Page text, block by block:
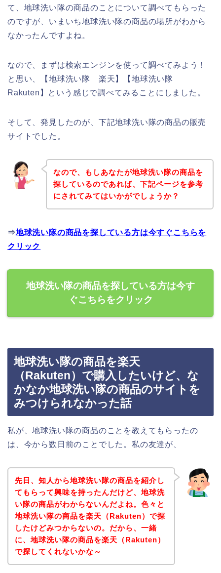
て、地球洗い隊の商品のことについて調べてもらった
のですが、いまいち地球洗い隊の商品の場所がわから
なかったんですよね。
なので、まずは検索エンジンを使って調べてみよう！
と思い、【地球洗い隊 楽天】【地球洗い隊
Rakuten】という感じで調べてみることにしました。
そして、発見したのが、下記地球洗い隊の商品の販売
サイトでした。
なので、もしあなたが地球洗い隊の商品を
探しているのであれば、下記ページを参考
にされてみてはいかがでしょうか？
⇒地球洗い隊の商品を探している方は今すぐこちらを
クリック
地球洗い隊の商品を探している方は今す
ぐこちらをクリック
地球洗い隊の商品を楽天
（Rakuten）で購入したいけど、な
かなか地球洗い隊の商品のサイトを
みつけられなかった話
私が、地球洗い隊の商品のことを教えてもらったの
は、今から数日前のことでした。私の友達が、
先日、知人から地球洗い隊の商品を紹介し
てもらって興味を持ったんだけど、地球洗
い隊の商品がわからないんだよね。色々と
地球洗い隊の商品を楽天（Rakuten）で探
したけどみつからないの。だから、一緒
に、地球洗い隊の商品を楽天（Rakuten）
で探してくれないかな～